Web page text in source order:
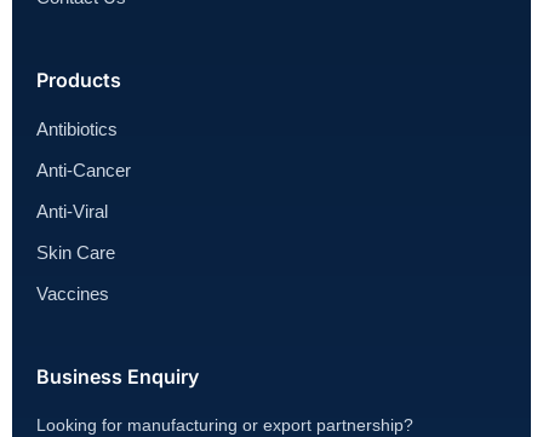
Products
Antibiotics
Anti-Cancer
Anti-Viral
Skin Care
Vaccines
Business Enquiry
Looking for manufacturing or export partnership?